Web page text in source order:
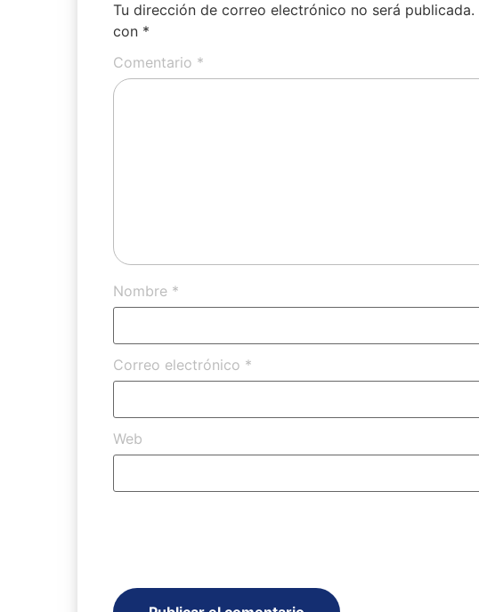
Tu dirección de correo electrónico no será publicada.
con *
Comentario *
Nombre *
Correo electrónico *
Web